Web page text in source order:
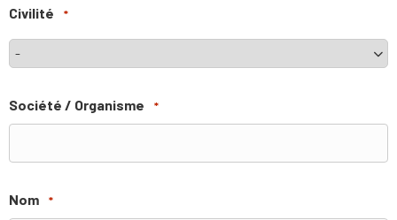
Civilité *
Société / Organisme *
Nom *